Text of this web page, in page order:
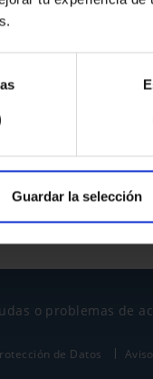
Guardar la selección
¿No tienes cuenta?
y términos del
o problemas de
de Datos